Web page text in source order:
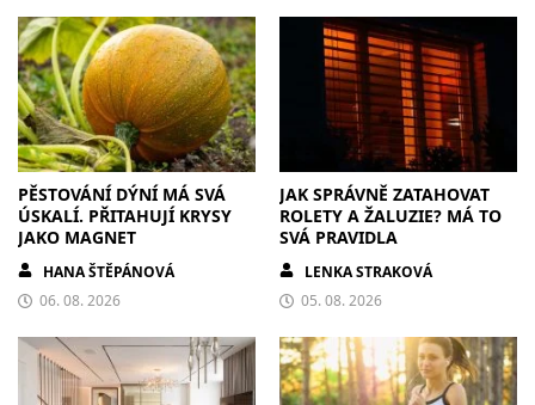
PĚSTOVÁNÍ DÝNÍ MÁ SVÁ
ÚSKALÍ. PŘITAHUJÍ KRYSY
JAKO MAGNET
HANA ŠTĚPÁNOVÁ
06. 08. 2026
JAK SPRÁVNĚ ZATAHOVAT
ROLETY A ŽALUZIE? MÁ TO
SVÁ PRAVIDLA
LENKA STRAKOVÁ
05. 08. 2026